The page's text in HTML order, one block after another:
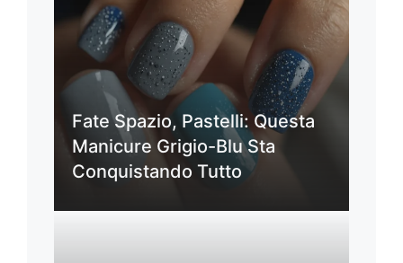
Fate Spazio, Pastelli: Questa
Manicure Grigio-Blu Sta
Conquistando Tutto